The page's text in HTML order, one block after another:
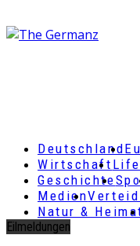
Deutschland
Wirtschaft
Geschichte
Medien
Natur &
Eilmeldungen